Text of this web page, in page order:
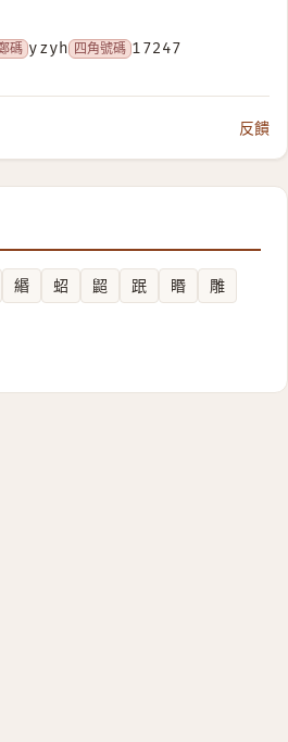
碼 yzyh 四角號碼 17247
反饋
緡 蛁 鼦 䟨 䁕
雕